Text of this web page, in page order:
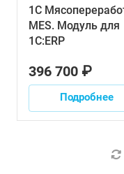
1С
MES. Модуль для
1С:ERP
396 700 ₽
Подробнее